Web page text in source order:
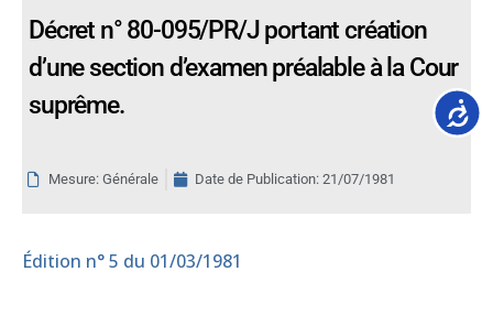
Décret n° 80-095/PR/J portant création
d’une section d’examen préalable à la Cour
suprême.
Mesure: Générale Date de Publication: 21/07/1981
Édition n° 5 du 01/03/1981